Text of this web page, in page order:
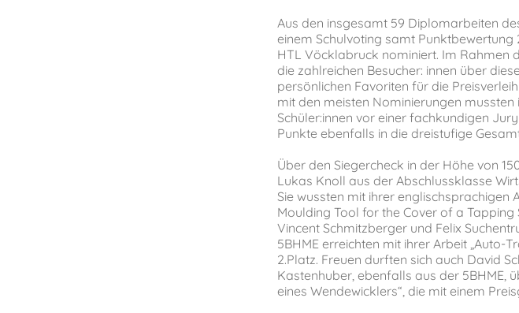
Aus den insgesamt 59 Diplomarbeiten
einem Schulvoting samt
HTL Vöcklabruck nominiert. Im Rahmen
die zahlreichen Besucher: innen über
persönlichen Favoriten für die
mit den meisten Nominierungen
Schüler:innen vor einer fachkundigen
Punkte ebenfalls in die dreistufige
Über den Siegercheck in der Höhe von
Lukas Knoll aus der Abschlussklasse
Sie wussten mit ihrer englischsprachigen
Moulding Tool for the Cover of a
Vincent Schmitzberger und Felix
5BHME erreichten mit ihrer Arbeit „Auto-
2.Platz. Freuen durften sich auch David
Kastenhuber, ebenfalls aus der 5BHME,
eines Wendewicklers“, die mit einem